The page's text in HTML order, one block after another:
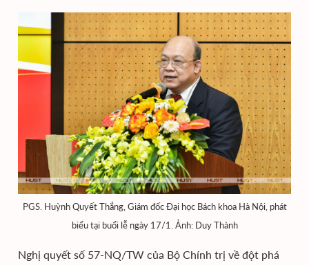
PGS. Huỳnh Quyết Thắng, Giám đốc Đại học Bách khoa Hà Nội, phát
biểu tại buổi lễ ngày 17/1. Ảnh: Duy Thành
Nghị quyết số 57-NQ/TW của Bộ Chính trị về đột phá